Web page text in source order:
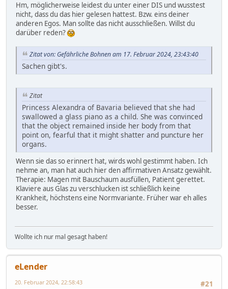
Hm, möglicherweise leidest du unter einer DIS und wusstest
nicht, dass du das hier gelesen hattest. Bzw. eins deiner
anderen Egos. Man sollte das nicht ausschließen. Willst du
darüber reden?
Zitat von: Gefährliche Bohnen am 17. Februar 2024, 23:43:40
Sachen gibt's.
Zitat
Princess Alexandra of Bavaria believed that she had
swallowed a glass piano as a child. She was convinced
that the object remained inside her body from that
point on, fearful that it might shatter and puncture her
organs.
Wenn sie das so erinnert hat, wirds wohl gestimmt haben. Ich
nehme an, man hat auch hier den affirmativen Ansatz gewählt.
Therapie: Magen mit Bauschaum ausfüllen, Patient gerettet.
Klaviere aus Glas zu verschlucken ist schließlich keine
Krankheit, höchstens eine Normvariante. Früher war eh alles
besser.
Wollte ich nur mal gesagt haben!
eLender
#21
20. Februar 2024, 22:58:43